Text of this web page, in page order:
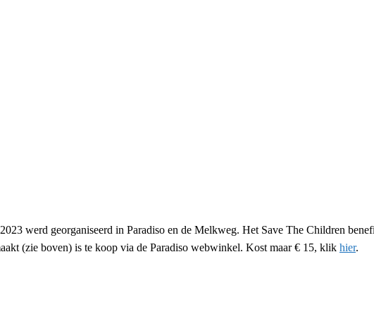
werd georganiseerd in Paradiso en de Melkweg. Het Save The Children
(zie boven) is te koop via de Paradiso webwinkel. Kost maar € 15, klik hier.